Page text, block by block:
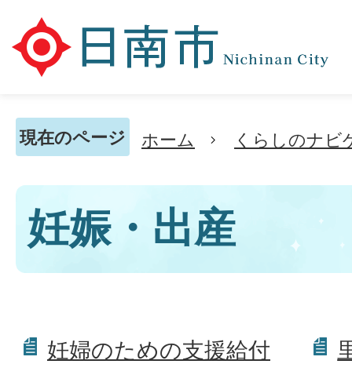
現在のページ ホーム くらしのナビ
妊娠・出産
妊婦のための支援給付